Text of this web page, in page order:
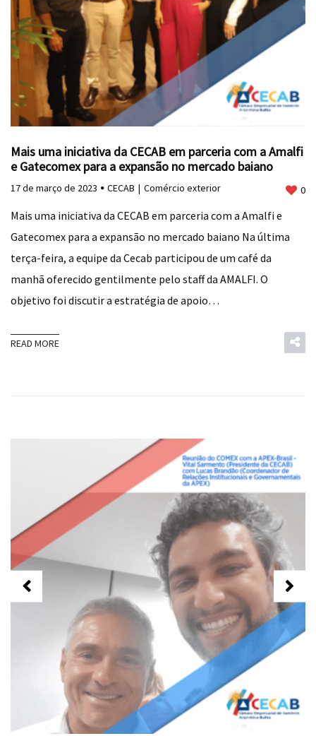
Mais uma iniciativa da CECAB em parceria com a Amalfi
e Gatecomex para a expansão no mercado baiano
17 de março de 2023 CECAB Comércio exterior 0
Mais uma iniciativa da CECAB em parceria com a Amalfi e
Gatecomex para a expansão no mercado baiano Na última
terça-feira, a equipe da Cecab participou de um café da
manhã oferecido gentilmente pelo staff da AMALFI. O
objetivo foi discutir a estratégia de apoio…
READ MORE